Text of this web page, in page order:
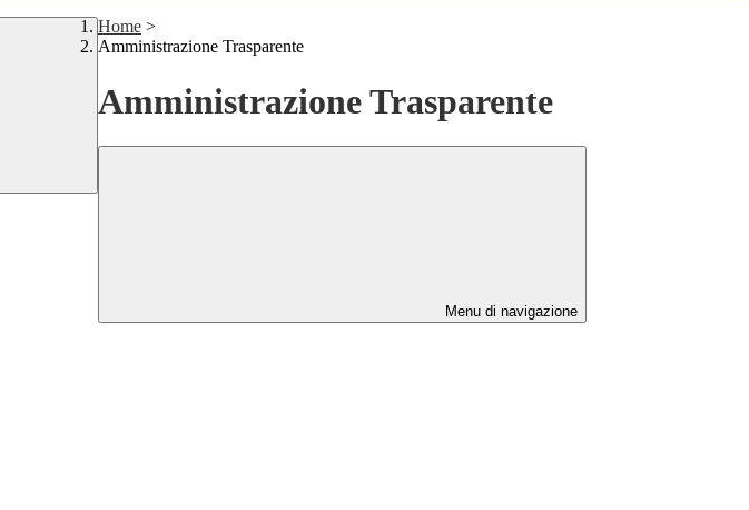
Home >
Amministrazione Trasparente
Amministrazione Trasparente
Menu di navigazione